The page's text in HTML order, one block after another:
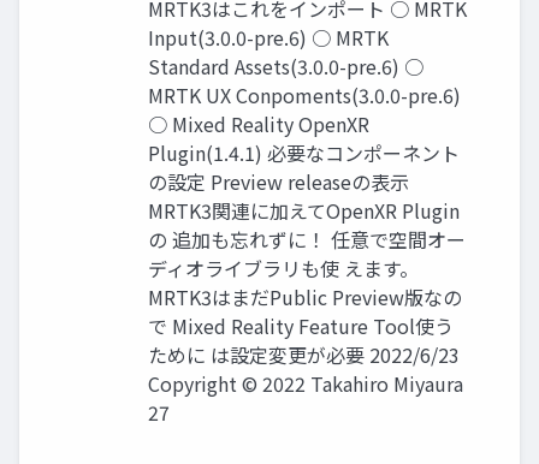
MRTK3はこれをインポート ○ MRTK
Input(3.0.0-pre.6) ○ MRTK
Standard Assets(3.0.0-pre.6) ○
MRTK UX Conpoments(3.0.0-pre.6)
○ Mixed Reality OpenXR
Plugin(1.4.1) 必要なコンポーネント
の設定 Preview releaseの表示
MRTK3関連に加えてOpenXR Plugin
の 追加も忘れずに！ 任意で空間オー
ディオライブラリも使 えます。
MRTK3はまだPublic Preview版なの
で Mixed Reality Feature Tool使う
ために は設定変更が必要 2022/6/23
Copyright © 2022 Takahiro Miyaura
27